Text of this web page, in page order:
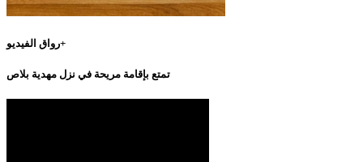
رواق الفيديو+
تمتع بإقامة مريحة في نزل مهدية بلاص